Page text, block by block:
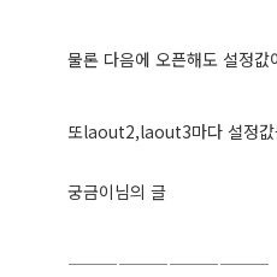
물론 다음에 오픈해도 설정값
또laout2,laout3마다 설정값
궁금이님의 글
————————————